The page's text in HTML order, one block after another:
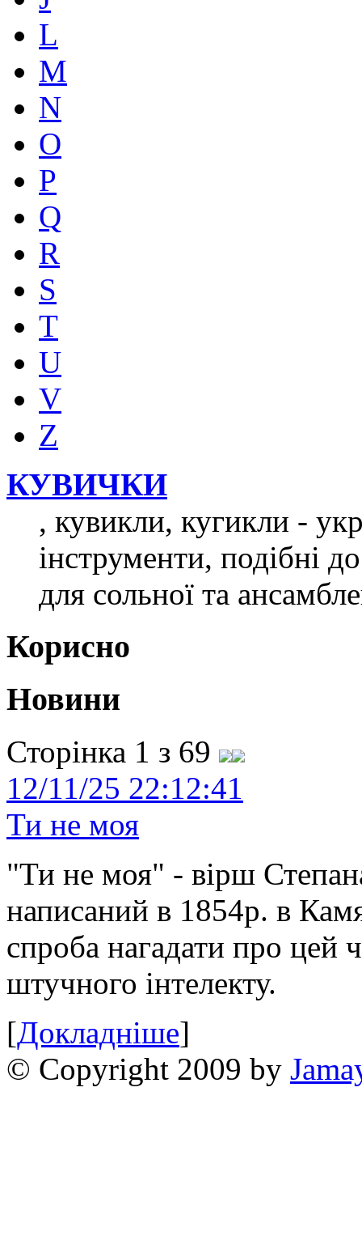
L
M
N
O
P
Q
R
S
T
U
V
Z
КУВИЧКИ
, кувикли, кугикли -
інструменти, подібні
для сольної та
Корисно
Новини
Сторінка 1 з 69
12/11/25 22:12:41
Ти не моя
"Ти не моя" - вірш
написаний в 1854р. в
спроба нагадати про цей
штучного інтелекту.
[Докладніше]
© Copyright 2009 by